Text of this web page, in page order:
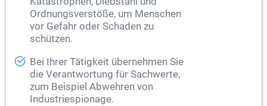
Ordnungsverstöße, um Menschen
vor Gefahr oder Schaden zu
schützen.
Bei Ihrer Tätigkeit übernehmen Sie
die Verantwortung für Sachwerte,
zum Beispiel Abwehren von
Industriespionage.